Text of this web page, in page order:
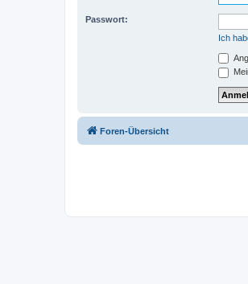
Passwort:
Ich
Foren-Übersicht